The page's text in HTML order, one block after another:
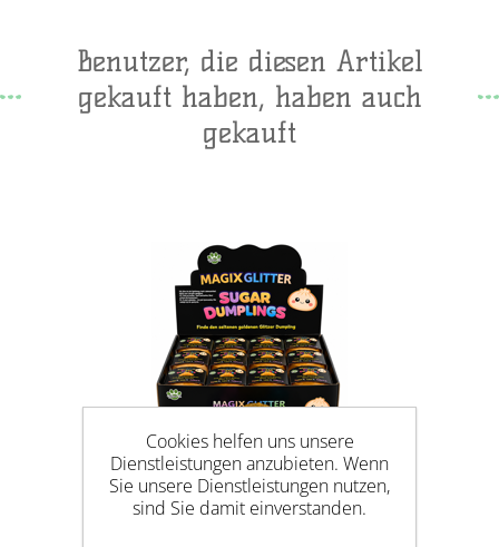
Benutzer, die diesen Artikel
gekauft haben, haben auch
gekauft
Cookies helfen uns unsere
Dienstleistungen anzubieten. Wenn
Sie unsere Dienstleistungen nutzen,
sind Sie damit einverstanden.